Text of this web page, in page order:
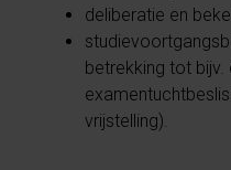
deliberatie en
betrekking tot bijv.
vrijstelling).